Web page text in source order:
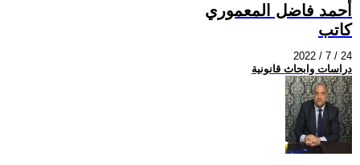
أحمد فاضل المعموري
كاتب
2022 / 7 / 24
دراسات وابحاث قانونية